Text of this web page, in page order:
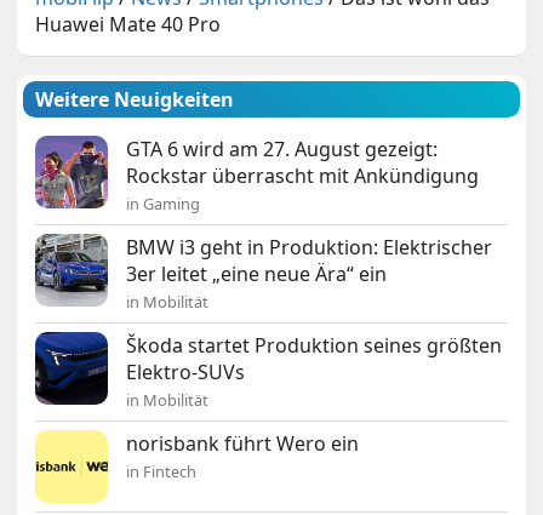
Huawei Mate 40 Pro
Weitere Neuigkeiten
GTA 6 wird am 27. August gezeigt:
Rockstar überrascht mit Ankündigung
in Gaming
BMW i3 geht in Produktion: Elektrischer
3er leitet „eine neue Ära“ ein
in Mobilität
Škoda startet Produktion seines größten
Elektro-SUVs
in Mobilität
norisbank führt Wero ein
in Fintech